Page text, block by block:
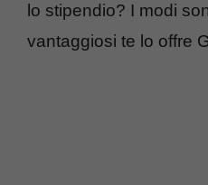
lo stipendio? I modi
vantaggiosi te lo offre